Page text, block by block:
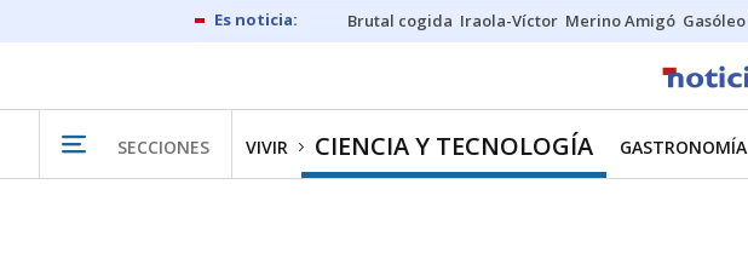
Brutal cogida Iraola-Víctor Merino Amigó Gasóleo
SECCIONES VIVIR CIENCIA Y TECNOLOGÍA GASTRONOMÍA